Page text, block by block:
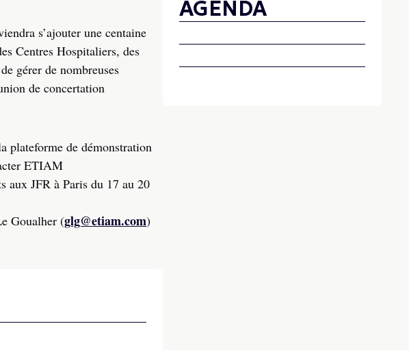
s’ajouter une centaine
Centres Hospitaliers, des
gérer de nombreuses
de concertation
plateforme de démonstration
ETIAM
aux JFR à Paris du 17 au 20
Goualher (glg@etiam.com)
AGENDA